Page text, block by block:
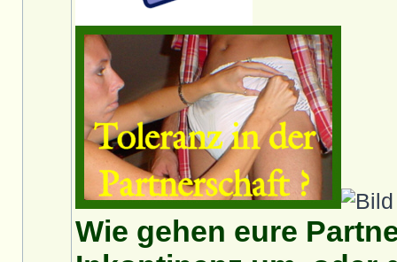
Wie gehen eure